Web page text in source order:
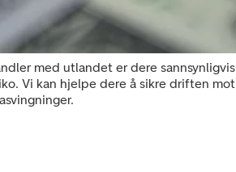
med utlandet er dere sannsynligvis
Vi kan hjelpe dere å sikre driften mot